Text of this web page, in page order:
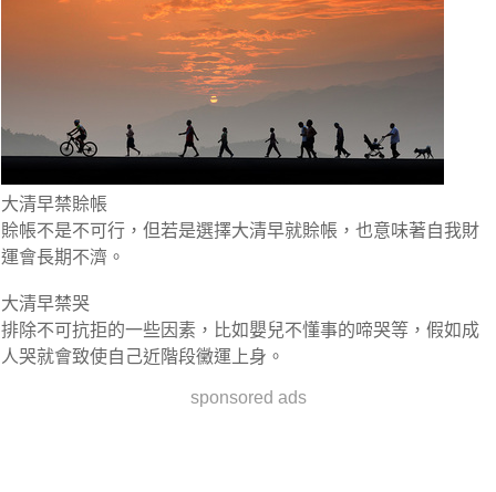
大清早禁賒帳
賒帳不是不可行，但若是選擇大清早就賒帳，也意味著自我財
運會長期不濟。
大清早禁哭
排除不可抗拒的一些因素，比如嬰兒不懂事的啼哭等，假如成
人哭就會致使自己近階段黴運上身。
sponsored ads